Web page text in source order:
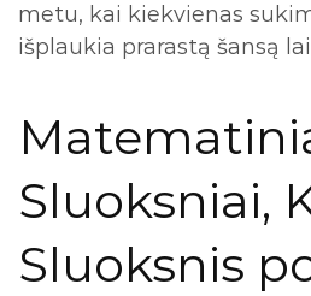
metu, kai kiekvienas
išplaukia prarastą šansą
Sluoksniai,
Sluoksnis